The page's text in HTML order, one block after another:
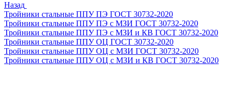
Назад
Тройники стальные ППУ ПЭ ГОСТ 30732-2020
Тройники стальные ППУ ПЭ с МЗИ ГОСТ 30732-2020
Тройники стальные ППУ ПЭ с МЗИ и КВ ГОСТ 30732-2020
Тройники стальные ППУ ОЦ ГОСТ 30732-2020
Тройники стальные ППУ ОЦ с МЗИ ГОСТ 30732-2020
Тройники стальные ППУ ОЦ с МЗИ и КВ ГОСТ 30732-2020